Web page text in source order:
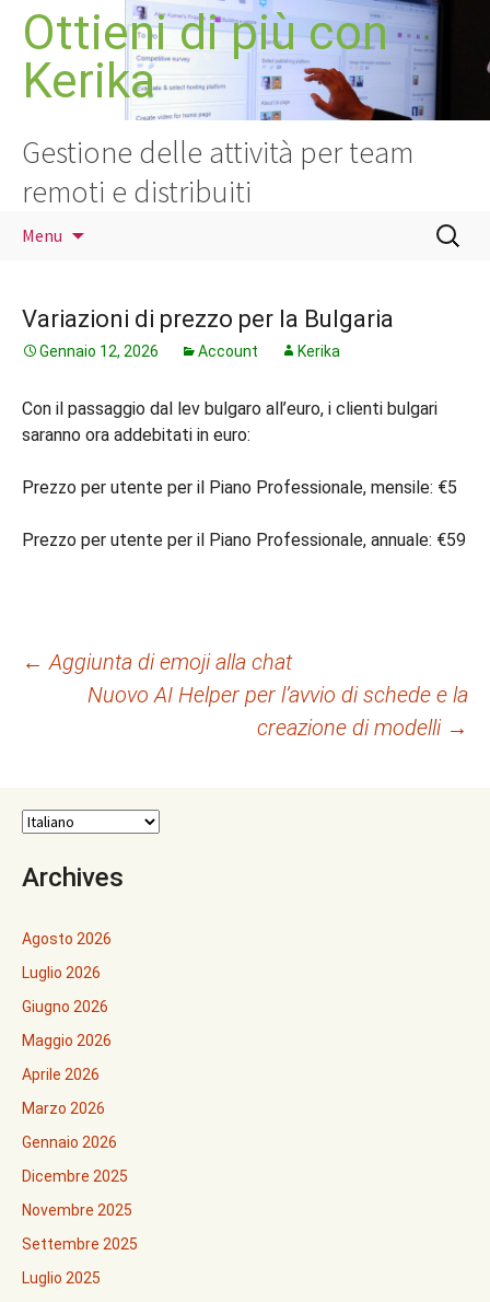
contenuto
Ottieni di più con
Kerika
Gestione delle attività per team
remoti e distribuiti
Menu
Ricerca
per:
Variazioni di prezzo per la Bulgaria
Gennaio 12, 2026 Account Kerika
Con il passaggio dal lev bulgaro all’euro, i clienti bulgari
saranno ora addebitati in euro:
Prezzo per utente per il Piano Professionale, mensile: €5
Prezzo per utente per il Piano Professionale, annuale: €59
Navigazione
articolo
← Aggiunta di emoji alla chat
Nuovo AI Helper per l’avvio di schede e la
creazione di modelli →
Archives
Agosto 2026
Luglio 2026
Giugno 2026
Maggio 2026
Aprile 2026
Marzo 2026
Gennaio 2026
Dicembre 2025
Novembre 2025
Settembre 2025
Luglio 2025